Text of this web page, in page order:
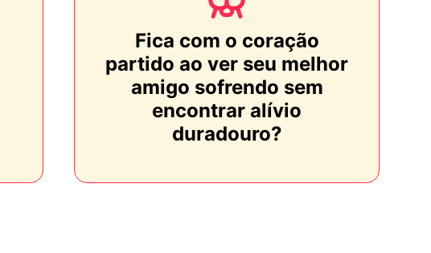
Fica com o coração
partido ao ver seu melhor
amigo sofrendo sem
encontrar alívio
duradouro?